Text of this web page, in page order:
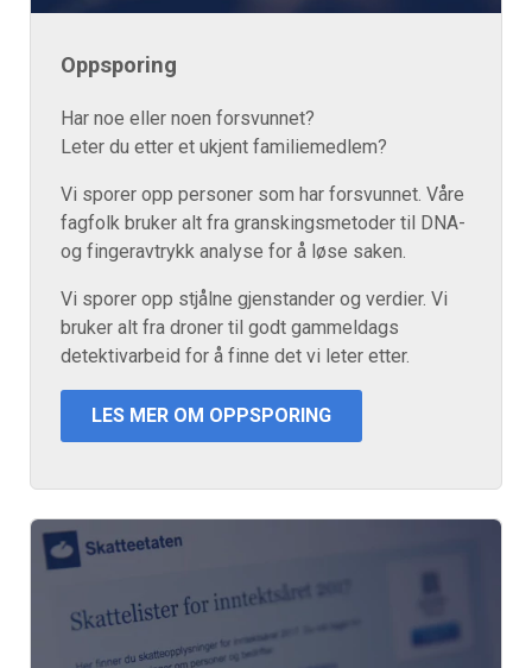
Oppsporing
Har noe eller noen forsvunnet?
Leter du etter et ukjent familiemedlem?
Vi sporer opp personer som har forsvunnet. Våre
fagfolk bruker alt fra granskingsmetoder til DNA-
og fingeravtrykk analyse for å løse saken.
Vi sporer opp stjålne gjenstander og verdier. Vi
bruker alt fra droner til godt gammeldags
detektivarbeid for å finne det vi leter etter.
LES MER OM OPPSPORING